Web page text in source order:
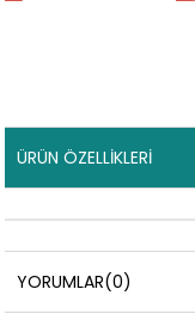
ÜRÜN ÖZELLIKLERI
YORUMLAR(0)